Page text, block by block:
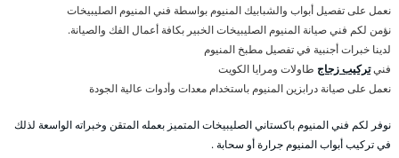
نعمل على تفصيل أبواب والشبابيك المنيوم بواسطة فني المنيوم الصليبيخات
نؤمن لكم فني صيانة المنيوم الصليبيخات الخبير بكافة أعمال الفك والصيانة.
لدينا خبرات أجنبية في تفصيل مطبخ المنيوم
فنيتركيب زجاج طاولات ومرايا الكويت
نعمل على صيانة درابزين المنيوم باستخدام معدات وأدوات عالية الجودة
نوفر لكم فني المنيوم باكستاني الصليبيخات المتميز بعمله المتقن وخبراته الواسعة لذلك
في تركيب أبواب المنيوم جرارة أو سحابة .